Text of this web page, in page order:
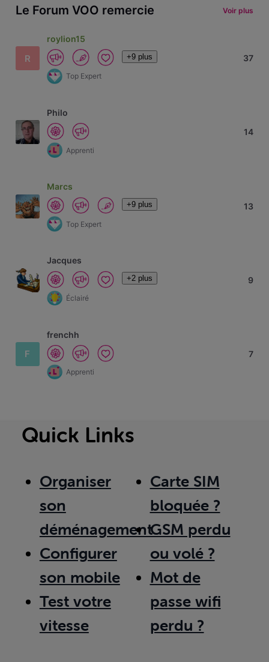
Le Forum VOO remercie Voir plus
R
roylion15
+9 plus
Top Expert
37
Philo
Apprenti
14
Marcs
+9 plus
Top Expert
13
Jacques
+2 plus
Éclairé
9
F
frenchh
Apprenti
7
Quick Links
Organiser
son
déménagement
Configurer
son mobile
Test votre
vitesse
Carte SIM
bloquée ?
GSM perdu
ou volé ?
Mot de
passe wifi
perdu ?